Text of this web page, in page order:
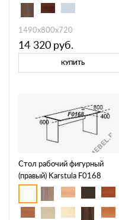
1490х800х720
14 320 руб.
КУПИТЬ
Стол рабочий фигурный
(правый) Karstula F0168